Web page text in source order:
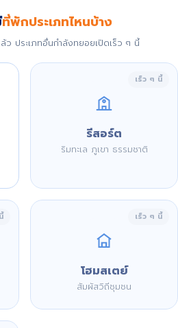
ที่พักประเภทไหนบ้าง
ประเภทอื่นกำลังทยอยเปิดเร็ว ๆ นี้
เร็ว ๆ นี้
รีสอร์ต
ริมทะเล ภูเขา ธรรมชาติ
เร็ว ๆ นี้
โฮมสเตย์
สัมผัสวิถีชุมชน